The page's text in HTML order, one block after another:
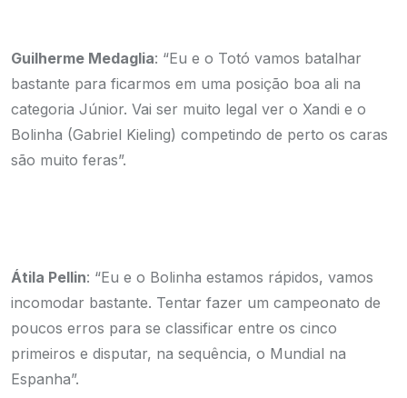
Guilherme Medaglia: “Eu e o Totó vamos batalhar
bastante para ficarmos em uma posição boa ali na
categoria Júnior. Vai ser muito legal ver o Xandi e o
Bolinha (Gabriel Kieling) competindo de perto os caras
são muito feras”.
Átila Pellin: “Eu e o Bolinha estamos rápidos, vamos
incomodar bastante. Tentar fazer um campeonato de
poucos erros para se classificar entre os cinco
primeiros e disputar, na sequência, o Mundial na
Espanha”.